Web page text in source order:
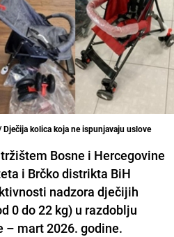
kolica koja ne ispunjavaju uslove
Bosne i Hercegovine
i Brčko distrikta BiH
nadzora dječijih
0 do 22 kg) u razdoblju
– mart 2026. godine.